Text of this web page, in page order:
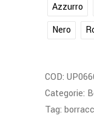
Azzurro
Nero
COD:
Categorie:
Tag: